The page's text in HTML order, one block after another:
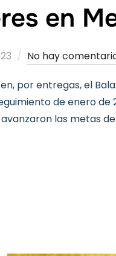
en
No hay
por entregas, el
de enero de
avanzaron las metas